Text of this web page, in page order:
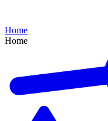
Home
Home